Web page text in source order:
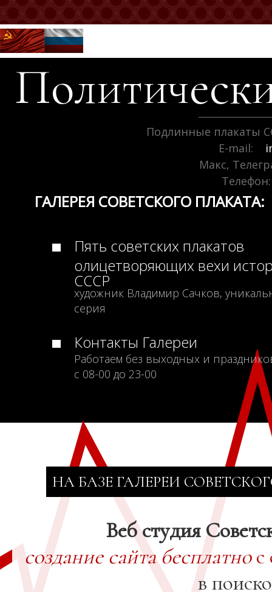
Подлинные плакаты
E-mail:
Макс,
Телефон:
ГАЛЕРЕЯ СОВЕТСКОГО ПЛАКАТА:
Пять советских плакатов
олицетворяющих вехи
СССР
художник Владимир Сачков,
серия
Контакты Галереи
Работаем без выходных и
с 08-00 до 23-00
НА БАЗЕ ГАЛЕРЕИ
Веб студия
создание сайта бесплатнос
в